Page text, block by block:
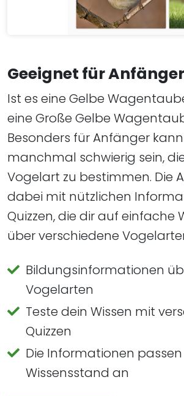
Geeignet für Anfänger
Ist es eine Gelbe
eine Große Gelbe
Besonders für Anfänger
manchmal schwierig sein,
Vogelart zu bestimmen. Die
dabei mit nützlichen
Quizzen, die dir auf einfache
über verschiedene
Bildungsinformationen
Vogelarten
Teste dein Wissen mit
Quizzen
Die Informationen
Wissensstand an